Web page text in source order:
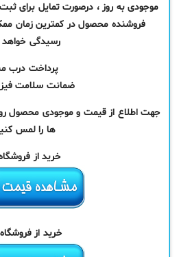
موجودی به روز ، درصورت تمایل برای
فروشنده محصول در کمترین زمان
رسیدگی خواهد
پرداخت درب
ضمانت سلامت
جهت اطلاع از قیمت و موجودی محصول
ها را لمس
خرید از
خرید از